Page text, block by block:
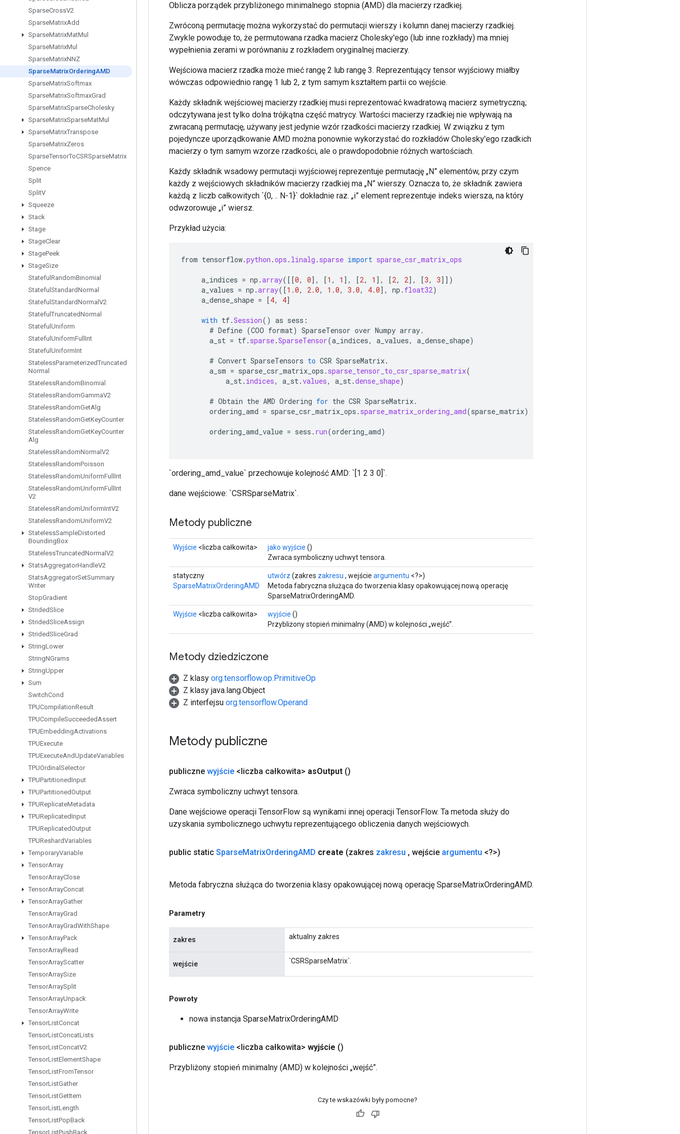
SparseCrossV2
SparseMatrixAdd
SparseMatrixMatMul
SparseMatrixMul
SparseMatrixNNZ
SparseMatrixOrderingAMD
SparseMatrixSoftmax
SparseMatrixSoftmaxGrad
SparseMatrixSparseCholesky
SparseMatrixSparseMatMul
SparseMatrixTranspose
SparseMatrixZeros
SparseTensorToCSRSparseMatrix
Spence
Split
SplitV
Squeeze
Stack
Stage
StageClear
StagePeek
StageSize
Stateful RandomBinomial
Stateful StandardNormal
Stateful StandardNormal V2
Stateful TruncatedNormal
Stateful Uniform
Stateful UniformFull Int
Stateful UniformInt
StatelessParameterizedTruncated
Normal
StatelessRandomBinomial
StatelessRandomGammaV2
StatelessRandomGetAlg
StatelessRandomGetKeyCounter
StatelessRandomGetKeyCounter
Alg
StatelessRandomNormal V2
StatelessRandomPoisson
StatelessRandomUniformFull Int
StatelessRandomUniformFull Int
V2
StatelessRandomUniformIntV2
StatelessRandomUniformV2
StatelessSampleDistorted
BoundingBox
StatelessTruncatedNormal V2
StatsAggregatorHandleV2
StatsAggregatorSetSummary
Writer
StopGradient
StridedSlice
StridedSliceAssign
StridedSliceGrad
StringLower
StringNGrams
StringUpper
Sum
SwitchCond
TPUCompilationResult
TPUCompileSucceededAssert
TPUEmbeddingActivations
TPUExecute
TPUExecuteAndUpdateVariables
TPUOrdinal Selector
TPUPartitionedInput
TPUPartitionedOutput
TPUReplicateMetadata
TPUReplicatedInput
TPUReplicatedOutput
TPUReshardVariables
TemporaryVariable
TensorArray
TensorArrayClose
TensorArrayConcat
TensorArrayGather
TensorArrayGrad
TensorArrayGradWithShape
TensorArrayPack
TensorArrayRead
TensorArrayScatter
TensorArraySize
TensorArraySplit
TensorArrayUnpack
TensorArrayWrite
TensorListConcat
TensorListConcatLists
TensorListConcatV2
TensorListElementShape
TensorListFromTensor
TensorListGather
TensorListGetItem
TensorListLength
TensorListPopBack
TensorListPushBack
Oblicza porządek przybliżonego minimalnego stopnia (AMD) dla macierzy rzadkiej.
Zwróconą permutację można wykorzystać do permutacji wierszy i kolumn danej macierzy rzadkiej.
Zwykle powoduje to, że permutowana rzadka macierz Cholesky'ego (lub inne rozkłady) ma mniej
wypełnienia zerami w porównaniu z rozkładem oryginalnej macierzy.
Wejściowa macierz rzadka może mieć rangę 2 lub rangę 3. Reprezentujący tensor wyjściowy miałby
wówczas odpowiednio rangę 1 lub 2, z tym samym kształtem partii co wejście.
Każdy składnik wejściowej macierzy rzadkiej musi reprezentować kwadratową macierz symetryczną;
odczytywana jest tylko dolna trójkątna część matrycy. Wartości macierzy rzadkiej nie wpływają na
zwracaną permutację, używany jest jedynie wzór rzadkości macierzy rzadkiej. W związku z tym
pojedyncze uporządkowanie AMD można ponownie wykorzystać do rozkładów Cholesky'ego rzadkich
macierzy o tym samym wzorze rzadkości, ale o prawdopodobnie różnych wartościach.
Każdy składnik wsadowy permutacji wyjściowej reprezentuje permutację „N” elementów, przy czym
każdy z wejściowych składników macierzy rzadkiej ma „N” wierszy. Oznacza to, że składnik zawiera
każdą z liczb całkowitych `{0, .. N-1}` dokładnie raz. „i” element reprezentuje indeks wiersza, na który
odwzorowuje „i” wiersz.
Przykład użycia:
from tensorflow.python .ops . linalg . sparse import sparse_csr_matrix_ops
a_indices = np .array( [[0, 0] , [1 , 1 ] , [2, 1 ] , [2, 2] , [3, 3]] )
a_values = np .array( [1.0, 2.0, 1.0, 3.0, 4.0] , np . float32)
a_dense_shape = [4, 4]
with tf.Session() as sess :
# Define (COO format) SparseTensor over Numpy array.
a_st = tf. sparse.SparseTensor(a_indices, a_values, a_dense_shape)
# Convert SparseTensors to CSR SparseMatrix.
a_sm = sparse_csr_matrix_ops . sparse_tensor_to_csr_sparse_matrix(
a_st. indices, a_st.values, a_st.dense_shape)
# Obtain the AMD Ordering for the CSR SparseMatrix.
ordering_amd = sparse_csr_matrix_ops . sparse_matrix_ordering_amd(sparse_matrix)
ordering_amd_value = sess . run(ordering_amd)
`ordering_amd_value` przechowuje kolejność AMD: `[1 2 3 0]`.
dane wejściowe: `CSRSparseMatrix`.
Metody publiczne
Wyjście <liczba całkowita> jako wyjście ()
Zwraca symboliczny uchwyt tensora.
statyczny
SparseMatrixOrderingAMD
utwórz (zakres zakresu , wejście argumentu <?>)
Metoda fabryczna służąca do tworzenia klasy opakowującej nową operację
SparseMatrixOrderingAMD.
Wyjście <liczba całkowita> wyjście ()
Przybliżony stopień minimalny (AMD) w kolejności „wejść”.
Metody dziedziczone
Z klasy org.tensorflow.op.PrimitiveOp
Z klasy java.lang.Object
Z interfejsu org.tensorflow.Operand
Metody publiczne
publiczne wyjście <liczba całkowita> asOutput ()
Zwraca symboliczny uchwyt tensora.
Dane wejściowe operacji TensorFlow są wynikami innej operacji TensorFlow. Ta metoda służy do
uzyskania symbolicznego uchwytu reprezentującego obliczenia danych wejściowych.
public static SparseMatrixOrderingAMD create (zakres zakresu , wejście argumentu <?>)
Metoda fabryczna służąca do tworzenia klasy opakowującej nową operację SparseMatrixOrderingAMD.
Parametry
zakres aktualny zakres
wejście `CSRSparseMatrix`.
Powroty
nowa instancja SparseMatrixOrderingAMD
publiczne wyjście <liczba całkowita> wyjście ()
Przybliżony stopień minimalny (AMD) w kolejności „wejść”.
Czy te wskazówki były pomocne?